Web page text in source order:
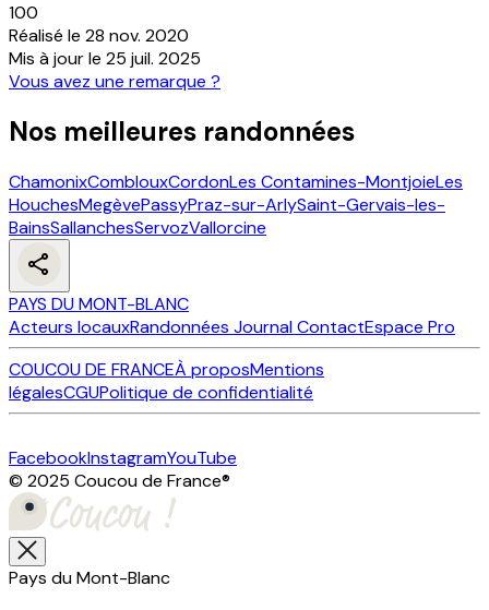
100
Réalisé le 28 nov. 2020
Mis à jour le 25 juil. 2025
Vous avez une remarque ?
Nos meilleures randonnées
ChamonixComblouxCordonLes Contamines-MontjoieLes
HouchesMegèvePassyPraz-sur-ArlySaint-Gervais-les-
BainsSallanchesServozVallorcine
PAYS DU MONT-BLANC
Acteurs locauxRandonnées JournalContactEspace Pro
COUCOU DE FRANCEÀ proposMentions
légalesCGUPolitique de confidentialité
FacebookInstagramYouTube
© 2025 Coucou de France®
Pays du Mont-Blanc